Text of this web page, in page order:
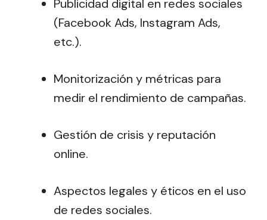
Publicidad digital en redes sociales
(Facebook Ads, Instagram Ads,
etc.).
Monitorización y métricas para
medir el rendimiento de campañas.
Gestión de crisis y reputación
online.
Aspectos legales y éticos en el uso
de redes sociales.